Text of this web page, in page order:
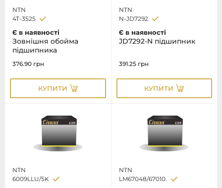
NTN
4T-3525
Є в наявності
Зовнiшня обойма
пiдшипника
376.90 грн
КУПИТИ
NTN
N-JD7292
Є в наявності
JD7292-N підшипник
391.25 грн
КУПИТИ
NTN
6009LLU/5K
NTN
LM67048/67010.